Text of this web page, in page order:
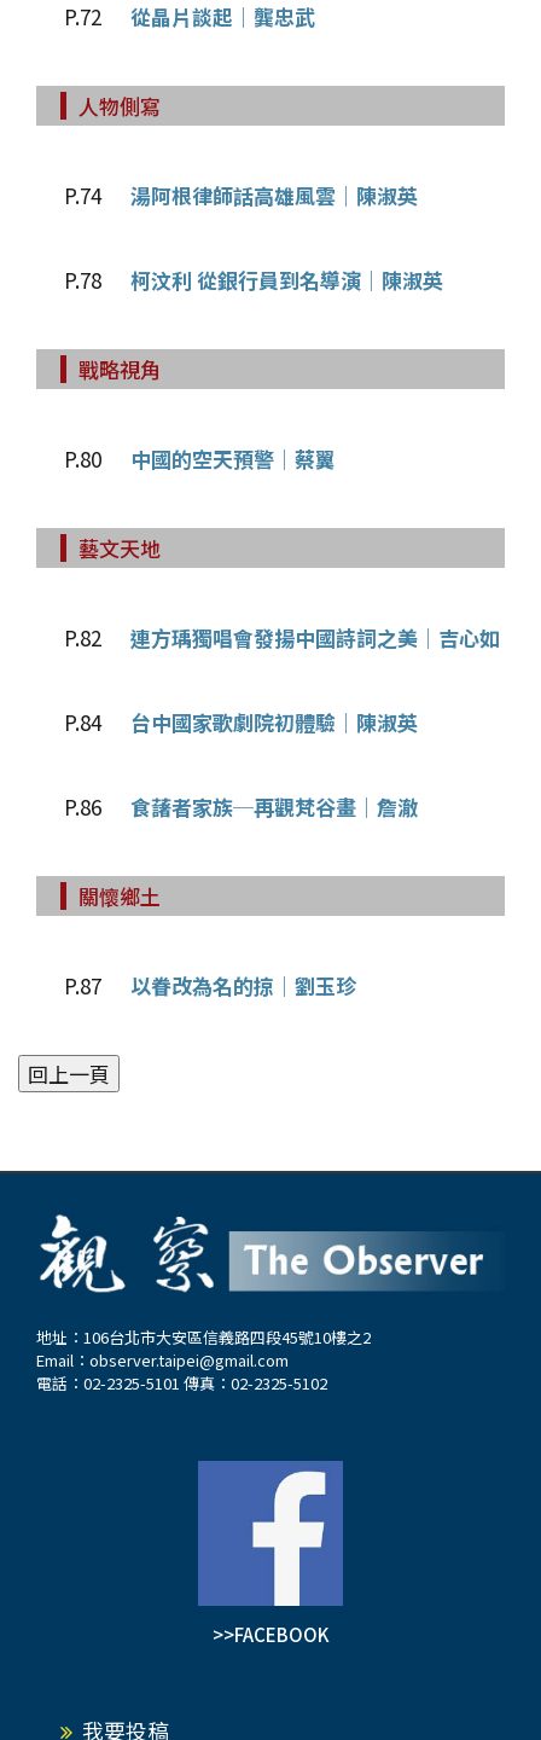
P.72 從晶片談起│龔忠武
人物側寫
P.74 湯阿根律師話高雄風雲│陳淑英
P.78 柯汶利 從銀行員到名導演│陳淑英
戰略視角
P.80 中國的空天預警│蔡翼
藝文天地
P.82 連方瑀獨唱會發揚中國詩詞之美│吉心如
P.84 台中國家歌劇院初體驗│陳淑英
P.86 食藷者家族─再觀梵谷畫│詹澈
關懷鄉土
P.87 以眷改為名的掠│劉玉珍
地址：106台北市大安區信義路四段45號10樓之2
Email： observer.taipei@gmail.com
電話：02-2325-5101 傳真：02-2325-5102
>>FACEBOOK
我要投稿